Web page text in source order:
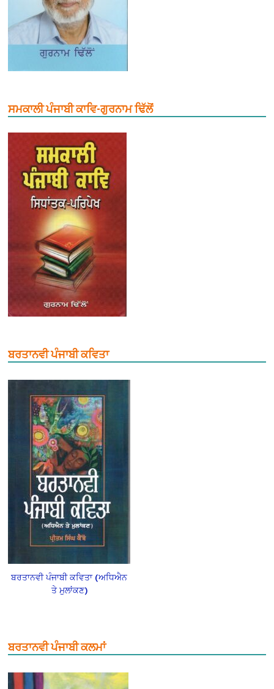
ਸਮਕਾਲੀ ਪੰਜਾਬੀ ਕਾਵਿ-ਗੁਰਨਾਮ ਢਿੱਲੋਂ
ਬਰਤਾਨਵੀ ਪੰਜਾਬੀ ਕਵਿਤਾ
ਬਰਤਾਨਵੀ ਪੰਜਾਬੀ ਕਵਿਤਾ (ਅਧਿਐਨ
ਤੇ ਮੁਲਾਂਕਣ)
ਬਰਤਾਨਵੀ ਪੰਜਾਬੀ ਕਲਮਾਂ